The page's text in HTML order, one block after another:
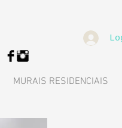
MURAIS RESIDENCIAIS